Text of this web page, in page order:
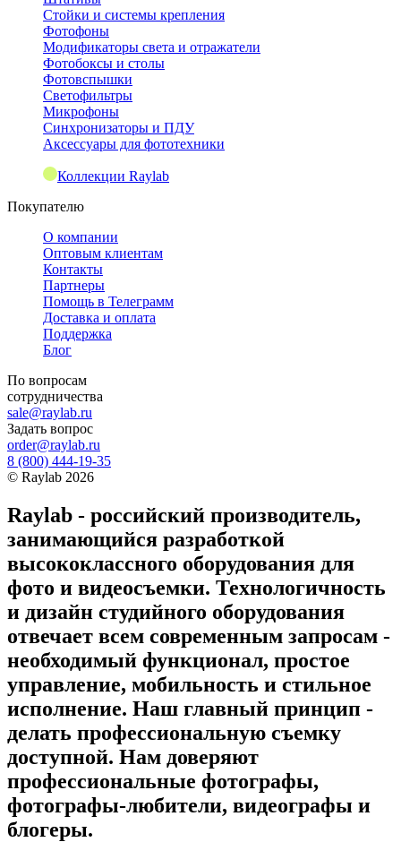
Стойки и системы крепления
Фотофоны
Модификаторы света и отражатели
Фотобоксы и столы
Фотовспышки
Светофильтры
Микрофоны
Синхронизаторы и ПДУ
Аксессуары для фототехники
Коллекции Raylab
Покупателю
О компании
Оптовым клиентам
Контакты
Партнеры
Помощь в Телеграмм
Доставка и оплата
Поддержка
Блог
По вопросам
сотрудничества
sale@raylab.ru
Задать вопрос
order@raylab.ru
8 (800) 444-19-35
© Raylab 2026
Raylab - российский производитель,
занимающийся разработкой
высококлассного оборудования для
фото и видеосъемки. Технологичность
и дизайн студийного оборудования
отвечает всем современным запросам -
необходимый функционал, простое
управление, мобильность и стильное
исполнение. Наш главный принцип -
делать профессиональную съемку
доступной. Нам доверяют
профессиональные фотографы,
фотографы-любители, видеографы и
блогеры.